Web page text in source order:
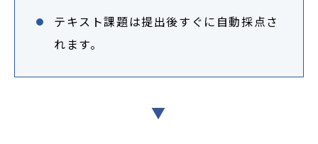
テキスト課題は提出後すぐに自動採点さ
れます。
▼